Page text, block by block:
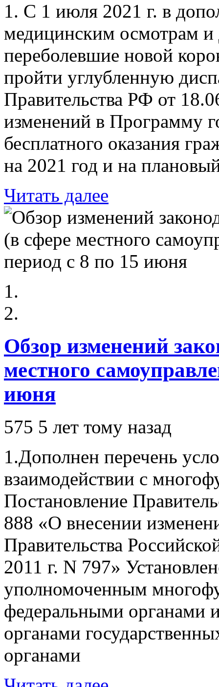
1. С 1 июля 2021 г. в
медицинским осмотрам и
переболевшие новой
пройти углубленную
Правительства РФ от
изменений в Программу
бесплатного оказания
на 2021 год и на
Читать далее
Обзор изменений
местного
июня
575 5 лет тому назад
1.Дополнен перечень
взаимодействии с
Постановление
888 «О внесении
Правительства
2011 г. N 797»
уполномоченным
федеральными органами
органами
органами